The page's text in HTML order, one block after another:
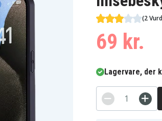
(2
69 kr.
Lagervare, der